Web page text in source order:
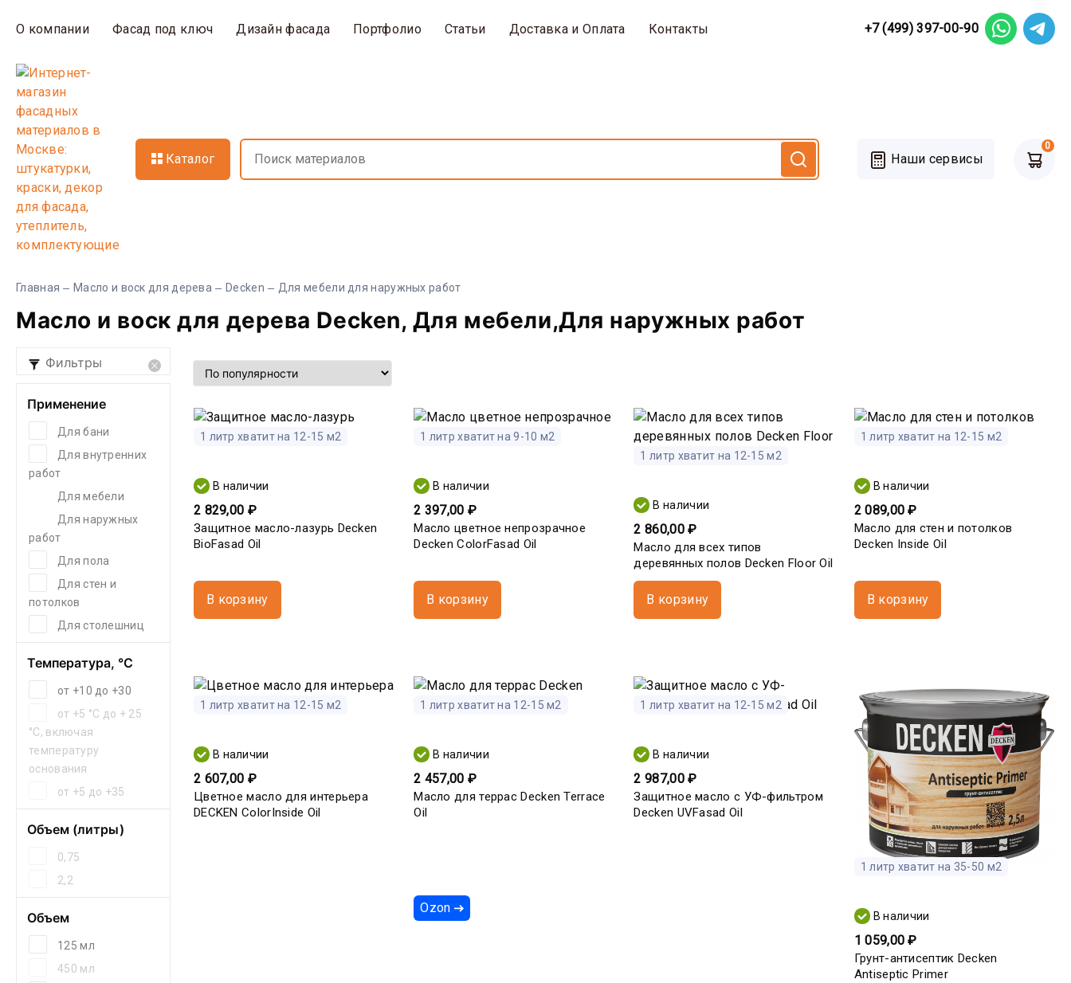
О компании Фасад под ключ Дизайн фасада Портфолио Статьи Доставка и Оплата Контакты +7 (499) 397-00-90
Каталог Наши сервисы
0
Главная Масло и воск для дерева Decken Для мебели для наружных работ
Масло и воск для дерева Decken, Для мебели,Для наружных работ
Фильтры
Применение
Для бани
Для внутренних
работ
Для мебели
Для наружных
работ
Для пола
Для стен и
потолков
Для столешниц
Температура, °С
от +10 до +30
от +5 °С до + 25
°С, включая
температуру
основания
от +5 до +35
Объем (литры)
0,75
2,2
Объем
125 мл
450 мл
1 литр хватит на 12-15 м2
В наличии
2 829,00 ₽
Защитное масло-лазурь Decken
BioFasad Oil
В корзину
1 литр хватит на 9-10 м2
В наличии
2 397,00 ₽
Масло цветное непрозрачное
Decken ColorFasad Oil
В корзину
1 литр хватит на 12-15 м2
В наличии
2 860,00 ₽
Масло для всех типов
деревянных полов Decken Floor Oil
В корзину
1 литр хватит на 12-15 м2
В наличии
2 089,00 ₽
Масло для стен и потолков
Decken Insidе Oil
В корзину
1 литр хватит на 12-15 м2
В наличии
2 607,00 ₽
Цветное масло для интерьера
DECKEN ColorInside Oil
1 литр хватит на 12-15 м2
В наличии
2 457,00 ₽
Масло для террас Decken Terrace
Oil
Ozon
1 литр хватит на 12-15 м2
В наличии
2 987,00 ₽
Защитное масло с УФ-фильтром
Decken UVFasad Oil
1 литр хватит на 35-50 м2
В наличии
1 059,00 ₽
Грунт-антисептик Decken
Antiseptic Primer